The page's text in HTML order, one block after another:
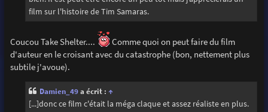
film sur l'histoire de Tim Samaras.
Coucou Take Shelter....
Comme quoi on peut faire du film
d'auteur en le croisant avec du catastrophe (bon, nettement plus
subtile j'avoue).
Damien_49a écrit : ↑
[...]donc ce film c'était la méga claque et assez réaliste en plus.